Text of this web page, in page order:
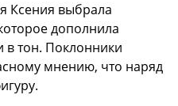
Ксения выбрала
дополнила
тон. Поклонники
мнению, что наряд